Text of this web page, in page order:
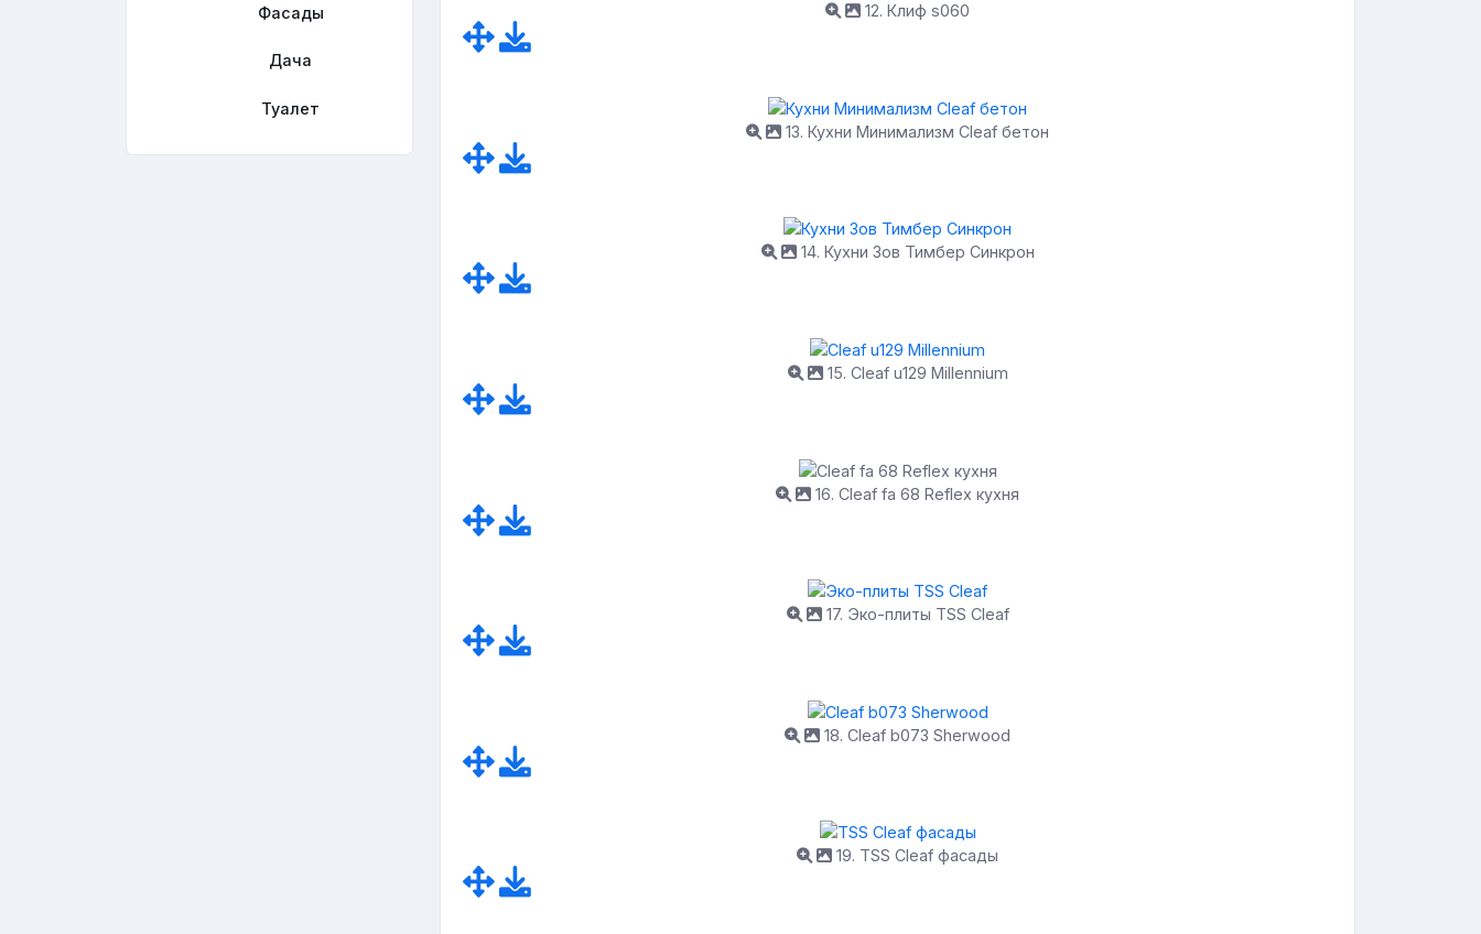
Фасады
Дача
Туалет
12. Клиф s060
13. Кухни Минимализм Cleaf бетон
14. Кухни Зов Тимбер Синкрон
15. Cleaf u129 Millennium
16. Cleaf fa 68 Reflex кухня
17. Эко-плиты TSS Cleaf
18. Cleaf b073 Sherwood
19. TSS Cleaf фасады